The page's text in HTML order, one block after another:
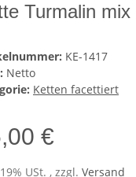
Turmalin
KE-1417
Netto
Ketten facettiert
€
USt. , zzgl. Versand